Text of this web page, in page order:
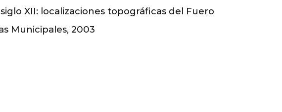
XII: localizaciones topográficas del Fuero
Municipales, 2003